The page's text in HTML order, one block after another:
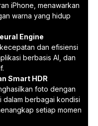
iPhone, menawarkan
warna yang hidup
Engine
dan efisiensi
berbasis AI, dan
Smart HDR
foto dengan
dalam berbagai kondisi
setiap momen